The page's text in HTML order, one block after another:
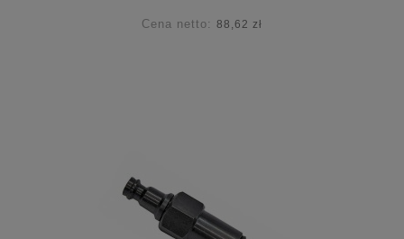
Cena netto: 88,62 zł